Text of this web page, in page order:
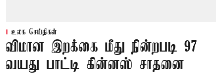
உலக செய்திகள்
விமான இறக்கை மீது நின்றபடி 97
வயது பாட்டி கின்னஸ் சாதனை